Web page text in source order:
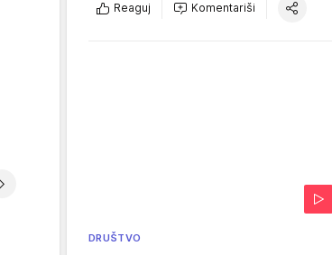
Reaguj Komentariši
DRUŠTVO